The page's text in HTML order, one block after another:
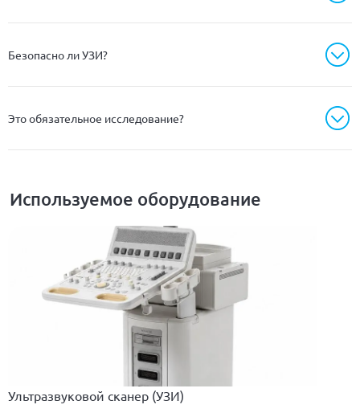
Безопасно ли УЗИ?
Это обязательное исследование?
Используемое оборудование
Ультразвуковой сканер (УЗИ)